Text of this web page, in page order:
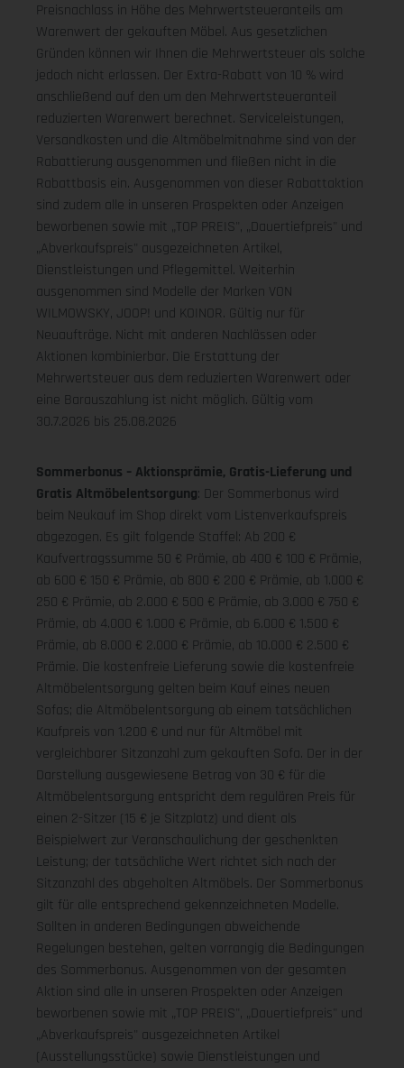
Preisnachlass in Höhe des Mehrwertsteueranteils am
Warenwert der gekauften Möbel. Aus gesetzlichen
Gründen können wir Ihnen die Mehrwertsteuer als solche
jedoch nicht erlassen. Der Extra-Rabatt von 10 % wird
anschließend auf den um den Mehrwertsteueranteil
reduzierten Warenwert berechnet. Serviceleistungen,
Versandkosten und die Altmöbelmitnahme sind von der
Rabattierung ausgenommen und fließen nicht in die
Rabattbasis ein. Ausgenommen von dieser Rabattaktion
sind zudem alle in unseren Prospekten oder Anzeigen
beworbenen sowie mit „TOP PREIS", „Dauertiefpreis" und
„Abverkaufspreis" ausgezeichneten Artikel,
Dienstleistungen und Pflegemittel. Weiterhin
ausgenommen sind Modelle der Marken VON
WILMOWSKY, JOOP! und KOINOR. Gültig nur für
Neuaufträge. Nicht mit anderen Nachlässen oder
Aktionen kombinierbar. Die Erstattung der
Mehrwertsteuer aus dem reduzierten Warenwert oder
eine Barauszahlung ist nicht möglich. Gültig vom
30.7.2026 bis 25.08.2026
Sommerbonus – Aktionsprämie, Gratis-Lieferung und
Gratis Altmöbelentsorgung: Der Sommerbonus wird
beim Neukauf im Shop direkt vom Listenverkaufspreis
abgezogen. Es gilt folgende Staffel: Ab 200 €
Kaufvertragssumme 50 € Prämie, ab 400 € 100 € Prämie,
ab 600 € 150 € Prämie, ab 800 € 200 € Prämie, ab 1.000 €
250 € Prämie, ab 2.000 € 500 € Prämie, ab 3.000 € 750 €
Prämie, ab 4.000 € 1.000 € Prämie, ab 6.000 € 1.500 €
Prämie, ab 8.000 € 2.000 € Prämie, ab 10.000 € 2.500 €
Prämie. Die kostenfreie Lieferung sowie die kostenfreie
Altmöbelentsorgung gelten beim Kauf eines neuen
Sofas; die Altmöbelentsorgung ab einem tatsächlichen
Kaufpreis von 1.200 € und nur für Altmöbel mit
vergleichbarer Sitzanzahl zum gekauften Sofa. Der in der
Darstellung ausgewiesene Betrag von 30 € für die
Altmöbelentsorgung entspricht dem regulären Preis für
einen 2-Sitzer (15 € je Sitzplatz) und dient als
Beispielwert zur Veranschaulichung der geschenkten
Leistung; der tatsächliche Wert richtet sich nach der
Sitzanzahl des abgeholten Altmöbels. Der Sommerbonus
gilt für alle entsprechend gekennzeichneten Modelle.
Sollten in anderen Bedingungen abweichende
Regelungen bestehen, gelten vorrangig die Bedingungen
des Sommerbonus. Ausgenommen von der gesamten
Aktion sind alle in unseren Prospekten oder Anzeigen
beworbenen sowie mit „TOP PREIS", „Dauertiefpreis" und
„Abverkaufspreis" ausgezeichneten Artikel
(Ausstellungsstücke) sowie Dienstleistungen und